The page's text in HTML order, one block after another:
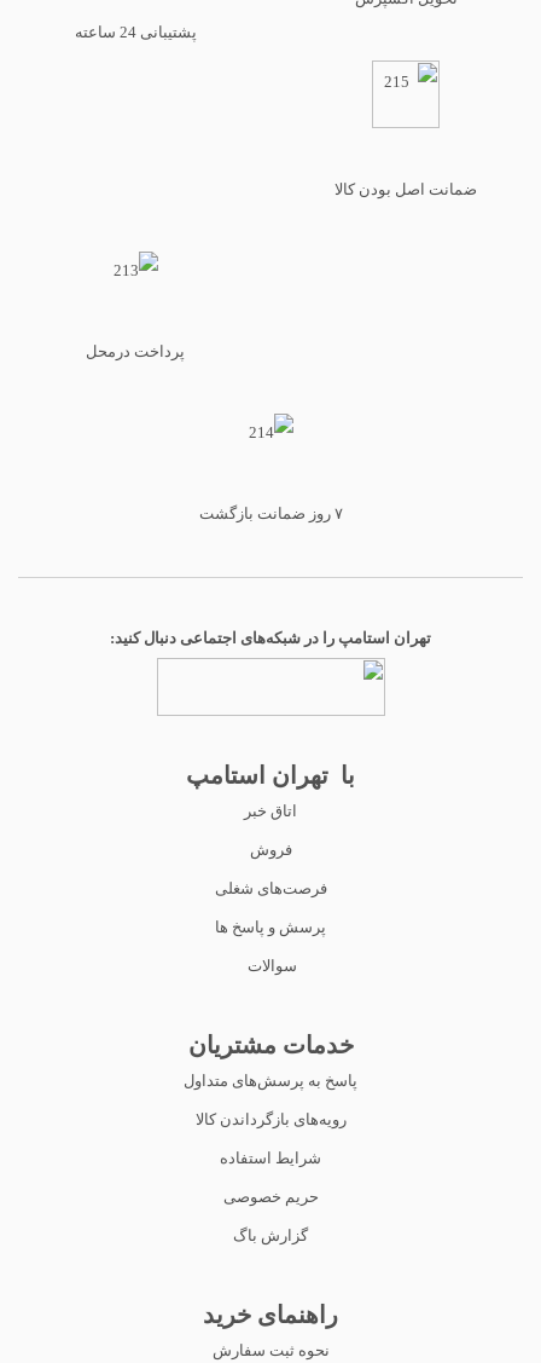
پشتیبانی 24 ساعته
ضمانت اصل بودن کالا
پرداخت درمحل
۷ روز ضمانت بازگشت
تهران استامپ را در شبکه‌های اجتماعی دنبال کنید:
با تهران استامپ
اتاق خبر
فروش
فرصت‌های شغلی
پرسش و پاسخ ها
سوالات
خدمات مشتریان
پاسخ به پرسش‌های متداول
رویه‌های بازگرداندن کالا
شرایط استفاده
حریم خصوصی
گزارش باگ
راهنمای خرید
نحوه ثبت سفارش